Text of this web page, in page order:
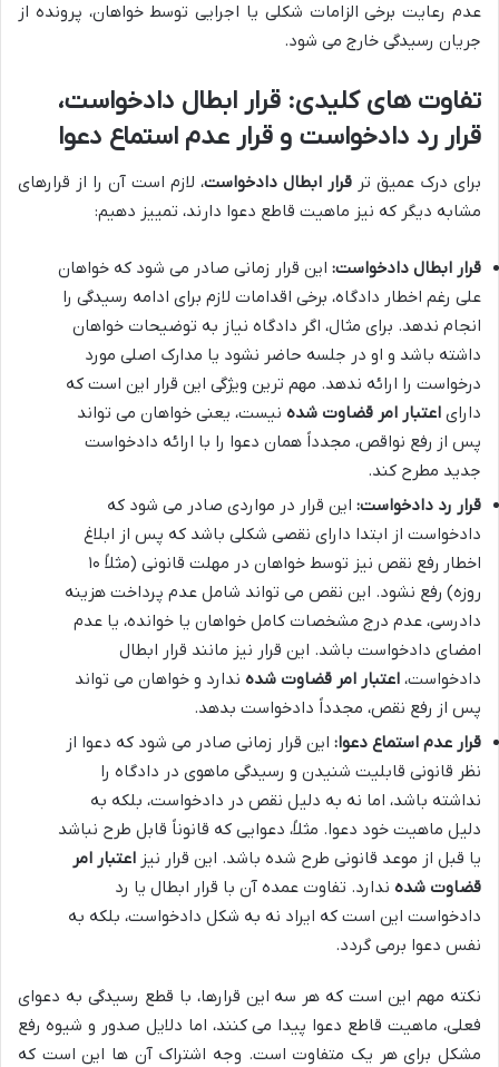
عدم رعایت برخی الزامات شکلی یا اجرایی توسط خواهان، پرونده از
جریان رسیدگی خارج می شود.
تفاوت های کلیدی: قرار ابطال دادخواست،
قرار رد دادخواست و قرار عدم استماع دعوا
برای درک عمیق تر قرار ابطال دادخواست، لازم است آن را از قرارهای
مشابه دیگر که نیز ماهیت قاطع دعوا دارند، تمییز دهیم:
قرار ابطال دادخواست: این قرار زمانی صادر می شود که خواهان
علی رغم اخطار دادگاه، برخی اقدامات لازم برای ادامه رسیدگی را
انجام ندهد. برای مثال، اگر دادگاه نیاز به توضیحات خواهان
داشته باشد و او در جلسه حاضر نشود یا مدارک اصلی مورد
درخواست را ارائه ندهد. مهم ترین ویژگی این قرار این است که
دارای اعتبار امر قضاوت شده نیست، یعنی خواهان می تواند
پس از رفع نواقص، مجدداً همان دعوا را با ارائه دادخواست
جدید مطرح کند.
قرار رد دادخواست: این قرار در مواردی صادر می شود که
دادخواست از ابتدا دارای نقصی شکلی باشد که پس از ابلاغ
اخطار رفع نقص نیز توسط خواهان در مهلت قانونی (مثلاً ۱۰
روزه) رفع نشود. این نقص می تواند شامل عدم پرداخت هزینه
دادرسی، عدم درج مشخصات کامل خواهان یا خوانده، یا عدم
امضای دادخواست باشد. این قرار نیز مانند قرار ابطال
دادخواست، اعتبار امر قضاوت شده ندارد و خواهان می تواند
پس از رفع نقص، مجدداً دادخواست بدهد.
قرار عدم استماع دعوا: این قرار زمانی صادر می شود که دعوا از
نظر قانونی قابلیت شنیدن و رسیدگی ماهوی در دادگاه را
نداشته باشد، اما نه به دلیل نقص در دادخواست، بلکه به
دلیل ماهیت خود دعوا. مثلاً، دعوایی که قانوناً قابل طرح نباشد
یا قبل از موعد قانونی طرح شده باشد. این قرار نیز اعتبار امر
قضاوت شده ندارد. تفاوت عمده آن با قرار ابطال یا رد
دادخواست این است که ایراد نه به شکل دادخواست، بلکه به
نفس دعوا برمی گردد.
نکته مهم این است که هر سه این قرارها، با قطع رسیدگی به دعوای
فعلی، ماهیت قاطع دعوا پیدا می کنند، اما دلایل صدور و شیوه رفع
مشکل برای هر یک متفاوت است. وجه اشتراک آن ها این است که